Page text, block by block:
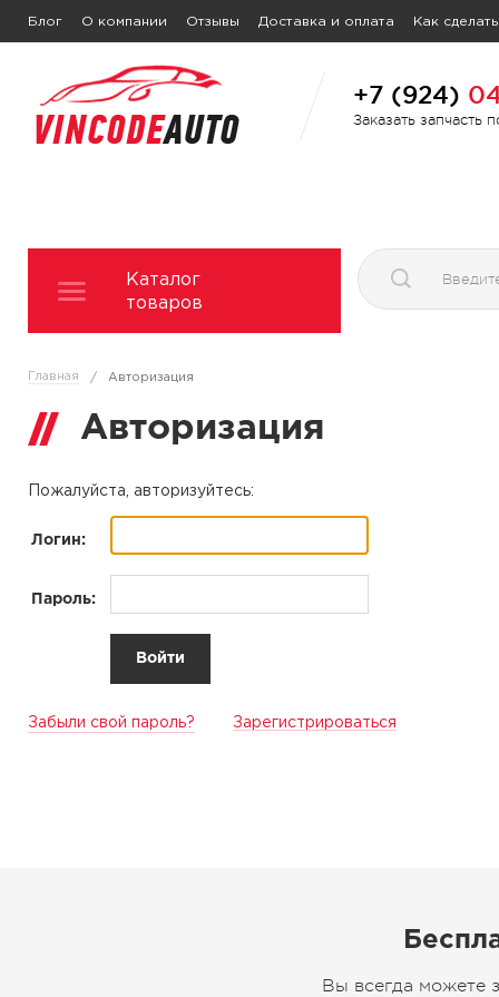
Блог О компании Отзывы Доставка и оплата Как
+7 (924)
Заказать запчасть
Каталог
товаров
Главная / Авторизация
Авторизация
Пожалуйста, авторизуйтесь:
Логин:
Пароль:
Забыли свой пароль? Зарегистрироваться
Вы всегда можете